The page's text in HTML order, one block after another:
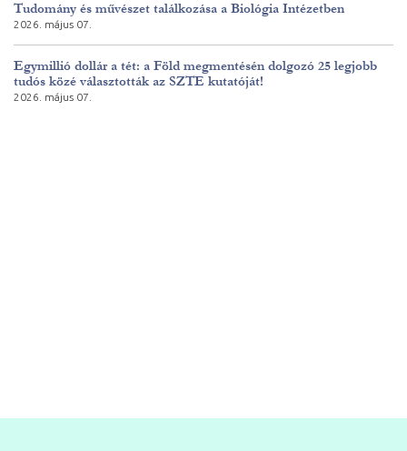
Tudomány és művészet találkozása a Biológia Intézetben
2026. május 07.
Egymillió dollár a tét: a Föld megmentésén dolgozó 25 legjobb
tudós közé választották az SZTE kutatóját!
2026. május 07.